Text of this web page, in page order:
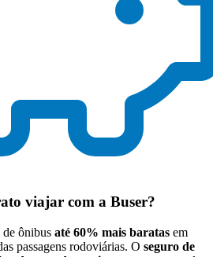
viajar com a Buser?
de ônibus até 60% mais baratas em
passagens rodoviárias. O seguro de